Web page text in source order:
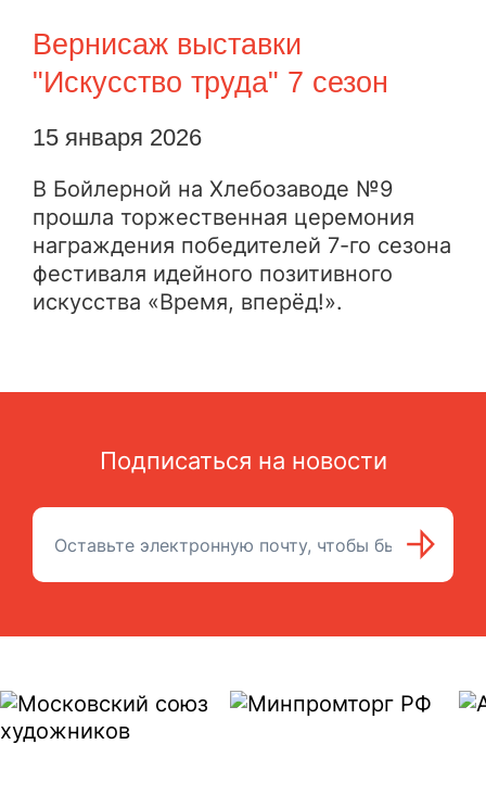
Вернисаж выставки
"Искусство труда" 7 сезон
15 января 2026
В Бойлерной на Хлебозаводе №9
прошла торжественная церемония
награждения победителей 7-го сезона
фестиваля идейного позитивного
искусства «Время, вперёд!».
Подписаться на новости
Подписаться на рассылку